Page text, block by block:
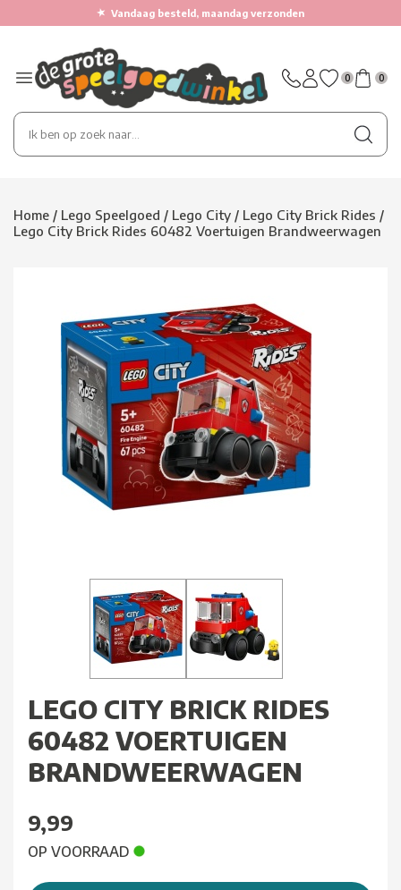
★ Vandaag besteld, maandag verzonden
0 0
Home / Lego Speelgoed / Lego City / Lego City Brick Rides /
Lego City Brick Rides 60482 Voertuigen Brandweerwagen
LEGO CITY BRICK RIDES
60482 VOERTUIGEN
BRANDWEERWAGEN
9,99
OP VOORRAAD